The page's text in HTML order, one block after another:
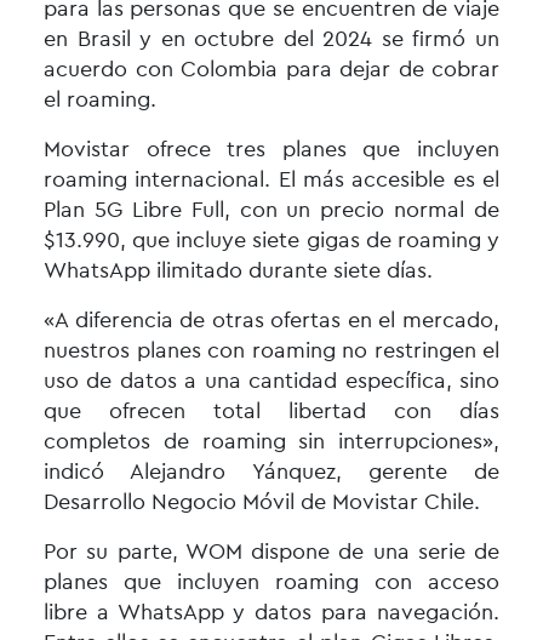
para las personas que se encuentren de viaje
en Brasil y en octubre del 2024 se firmó un
acuerdo con Colombia para dejar de cobrar
el roaming.
Movistar ofrece tres planes que incluyen
roaming internacional. El más accesible es el
Plan 5G Libre Full, con un precio normal de
$13.990, que incluye siete gigas de roaming y
WhatsApp ilimitado durante siete días.
«A diferencia de otras ofertas en el mercado,
nuestros planes con roaming no restringen el
uso de datos a una cantidad específica, sino
que ofrecen total libertad con días
completos de roaming sin interrupciones»,
indicó Alejandro Yánquez, gerente de
Desarrollo Negocio Móvil de Movistar Chile.
Por su parte, WOM dispone de una serie de
planes que incluyen roaming con acceso
libre a WhatsApp y datos para navegación.